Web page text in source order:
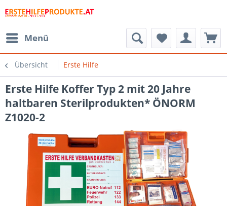
Menü
Übersicht Erste Hilfe
Erste Hilfe Koffer Typ 2 mit 20 Jahre
haltbaren Sterilprodukten* ÖNORM
Z1020-2